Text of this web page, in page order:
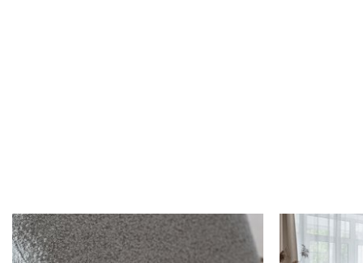
Полезно знать | 23.06.2026
Как почистить мягкие стулья в
Мебель в
Зимняя